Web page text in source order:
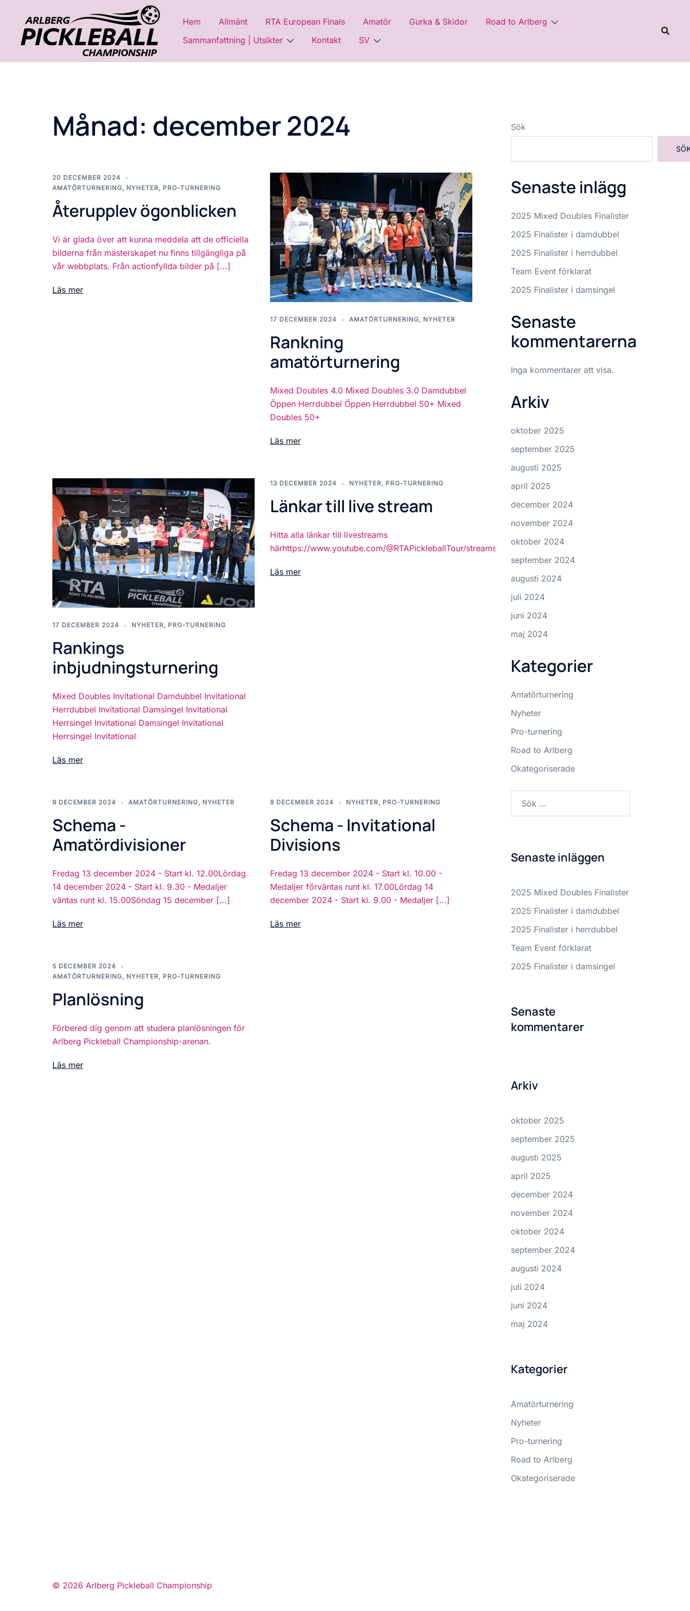
innehåll
Hem Allmänt RTA European Finals Amatör Gurka & Skidor
Road to Arlberg
Sammanfattning | Utsikter
Kontakt SV
Månad: december 2024
20 DECEMBER 2024
AMATÖRTURNERING, NYHETER, PRO-TURNERING
Återupplev ögonblicken
Vi är glada över att kunna meddela att de officiella
bilderna från mästerskapet nu finns tillgängliga på
vår webbplats. Från actionfyllda bilder på [...]
Läs mer
17 DECEMBER 2024 AMATÖRTURNERING, NYHETER
Rankning
amatörturnering
Mixed Doubles 4.0 Mixed Doubles 3.0 Damdubbel
Öppen Herrdubbel Öppen Herrdubbel 50+ Mixed
Doubles 50+
Läs mer
17 DECEMBER 2024 NYHETER, PRO-TURNERING
Rankings
inbjudningsturnering
Mixed Doubles Invitational Damdubbel Invitational
Herrdubbel Invitational Damsingel Invitational
Herrsingel Invitational Damsingel Invitational
Herrsingel Invitational
Läs mer
13 DECEMBER 2024 NYHETER, PRO-TURNERING
Länkar till live stream
Hitta alla länkar till livestreams
härhttps://www.youtube.com/@RTAPickleballTour/streams
Läs mer
9 DECEMBER 2024 AMATÖRTURNERING, NYHETER
Schema -
Amatördivisioner
Fredag 13 december 2024 - Start kl. 12.00Lördag
14 december 2024 - Start kl. 9.30 - Medaljer
väntas runt kl. 15.00Söndag 15 december [...]
Läs mer
9 DECEMBER 2024 NYHETER, PRO-TURNERING
Schema - Invitational
Divisions
Fredag 13 december 2024 - Start kl. 10.00 -
Medaljer förväntas runt kl. 17.00Lördag 14
december 2024 - Start kl. 9.00 - Medaljer [...]
Läs mer
5 DECEMBER 2024
AMATÖRTURNERING, NYHETER, PRO-TURNERING
Planlösning
Förbered dig genom att studera planlösningen för
Arlberg Pickleball Championship-arenan.
Läs mer
Sök
Senaste inlägg
2025 Mixed Doubles Finalister
2025 Finalister i damdubbel
2025 Finalister i herrdubbel
Team Event förklarat
2025 Finalister i damsingel
Senaste
kommentarerna
Inga kommentarer att visa.
Arkiv
oktober 2025
september 2025
augusti 2025
april 2025
december 2024
november 2024
oktober 2024
september 2024
augusti 2024
juli 2024
juni 2024
maj 2024
Kategorier
Amatörturnering
Nyheter
Pro-turnering
Road to Arlberg
Okategoriserade
efter:
Senaste inläggen
2025 Mixed Doubles Finalister
2025 Finalister i damdubbel
2025 Finalister i herrdubbel
Team Event förklarat
2025 Finalister i damsingel
Senaste
kommentarer
Arkiv
oktober 2025
september 2025
augusti 2025
april 2025
december 2024
november 2024
oktober 2024
september 2024
augusti 2024
juli 2024
juni 2024
maj 2024
Kategorier
Amatörturnering
Nyheter
Pro-turnering
Road to Arlberg
Okategoriserade
© 2026 Arlberg Pickleball Championship